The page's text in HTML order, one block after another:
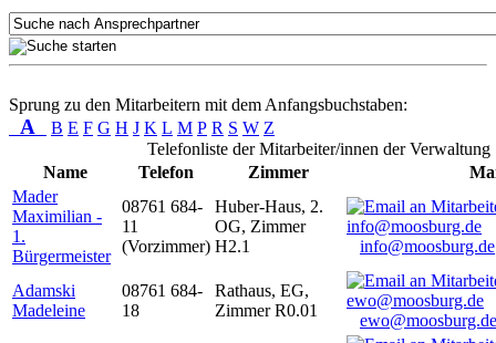
Sprung zu den Mitarbeitern mit dem Anfangsbuchstaben:
A B E F G H J K L M P R S W Z
Telefonliste der Mitarbeiter/innen der Verwaltung
Name
Telefon Zimmer
Mader
Maximilian -
1.
Bürgermeister
08761 684-
11
(Vorzimmer)
Huber-Haus, 2.
OG, Zimmer
H2.1
info@moosburg.de
Adamski
Madeleine
08761 684-
18
Rathaus, EG,
Zimmer R0.01
ewo@moosburg.de